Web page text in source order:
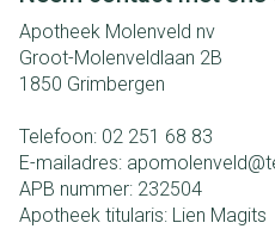
Apotheek Molenveld nv
Groot-Molenveldlaan 2B
1850 Grimbergen
Telefoon: 02 251 68 83
E-mailadres: apomolenveld@
APB nummer: 232504
Apotheek titularis: Lien Magits